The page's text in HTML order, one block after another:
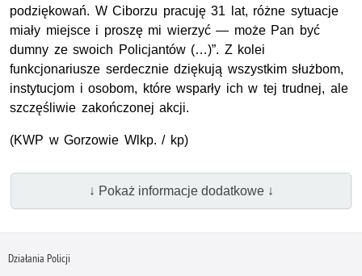
podziękowań. W Ciborzu pracuję 31 lat, różne sytuacje
miały miejsce i proszę mi wierzyć — może Pan być
dumny ze swoich Policjantów (…)”. Z kolei
funkcjonariusze serdecznie dziękują wszystkim służbom,
instytucjom i osobom, które wsparły ich w tej trudnej, ale
szczęśliwie zakończonej akcji.
(KWP w Gorzowie Wlkp. / kp)
↓ Pokaż informacje dodatkowe ↓
Działania Policji